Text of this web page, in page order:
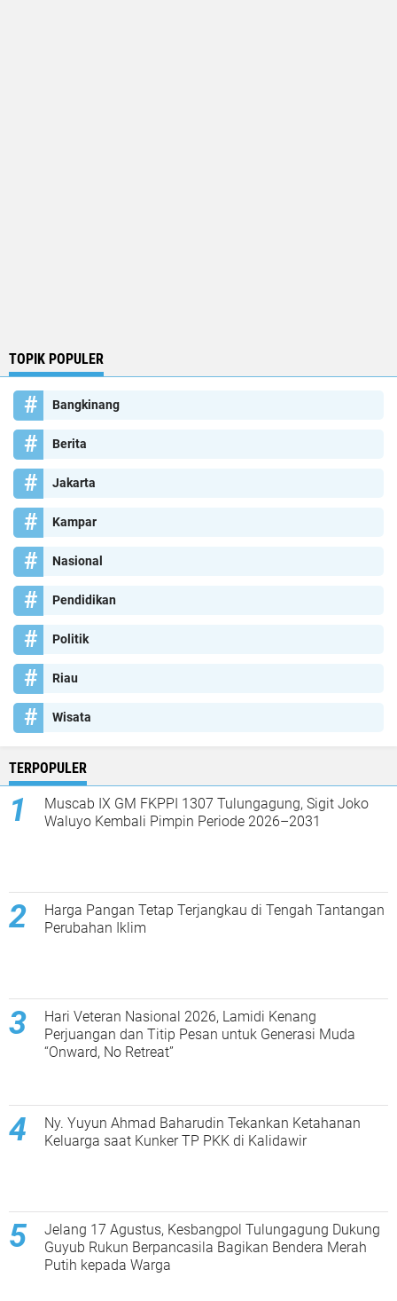
TOPIK POPULER
Bangkinang
Berita
Jakarta
Kampar
Nasional
Pendidikan
Politik
Riau
Wisata
TERPOPULER
Muscab IX GM FKPPI 1307 Tulungagung, Sigit Joko
Waluyo Kembali Pimpin Periode 2026–2031
Harga Pangan Tetap Terjangkau di Tengah Tantangan
Perubahan Iklim
Hari Veteran Nasional 2026, Lamidi Kenang
Perjuangan dan Titip Pesan untuk Generasi Muda
“Onward, No Retreat”
Ny. Yuyun Ahmad Baharudin Tekankan Ketahanan
Keluarga saat Kunker TP PKK di Kalidawir
Jelang 17 Agustus, Kesbangpol Tulungagung Dukung
Guyub Rukun Berpancasila Bagikan Bendera Merah
Putih kepada Warga